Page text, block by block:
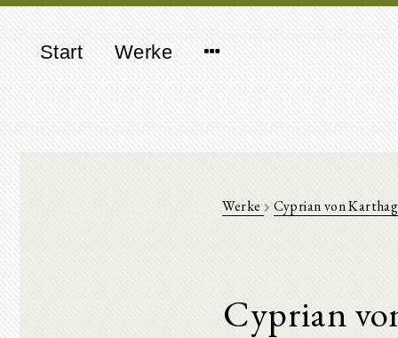
Start Werke
Werke Cyprian von
Cyprian